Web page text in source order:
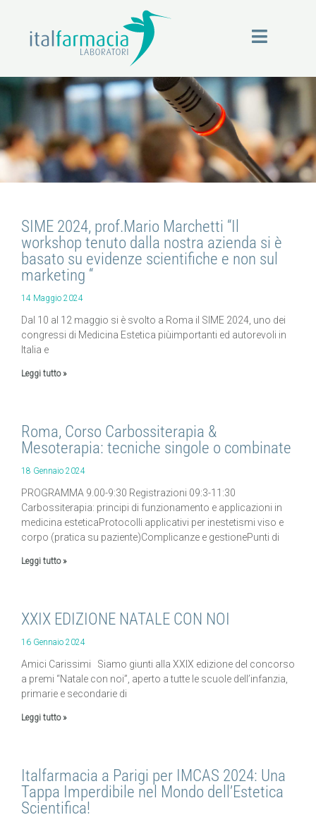
contenuto
NEW
S
SIME 2024, prof.Mario Marchetti “Il
workshop tenuto dalla nostra azienda si è
basato su evidenze scientifiche e non sul
marketing “
14 Maggio 2024
Dal 10 al 12 maggio si è svolto a Roma il SIME 2024, uno dei
congressi di Medicina Estetica piùimportanti ed autorevoli in
Italia e
Leggi tutto »
Roma, Corso Carbossiterapia &
Mesoterapia: tecniche singole o combinate
18 Gennaio 2024
PROGRAMMA 9.00-9:30 Registrazioni 09:3-11:30
Carbossiterapia: principi di funzionamento e applicazioni in
medicina esteticaProtocolli applicativi per inestetismi viso e
corpo (pratica su paziente)Complicanze e gestionePunti di
Leggi tutto »
XXIX EDIZIONE NATALE CON NOI
16 Gennaio 2024
Amici Carissimi Siamo giunti alla XXIX edizione del concorso
a premi “Natale con noi”, aperto a tutte le scuole dell’infanzia,
primarie e secondarie di
Leggi tutto »
Italfarmacia a Parigi per IMCAS 2024: Una
Tappa Imperdibile nel Mondo dell’Estetica
Scientifica!